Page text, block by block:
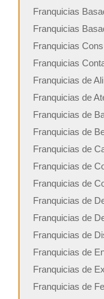
Franquicias
Franquicias
Franquicias
Franquicias
Franquicias de
Franquicias de
Franquicias de
Franquicias de
Franquicias de
Franquicias de
Franquicias de
Franquicias de
Franquicias de
Franquicias de
Franquicias de
Franquicias de
Franquicias de